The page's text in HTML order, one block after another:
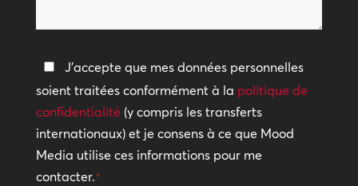
vous
Politique
de
confidentialité
*
J'accepte que mes données personnelles
soient traitées conformément à la politique de
confidentialité (y compris les transferts
internationaux) et je consens à ce que Mood
Media utilise ces informations pour me
contacter.*